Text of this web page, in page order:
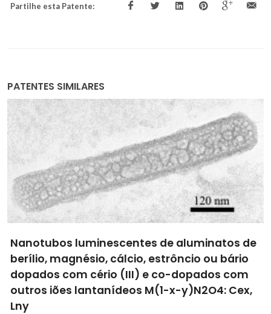
Partilhe esta Patente:
PATENTES SIMILARES
Nanotubos luminescentes de aluminatos de
berílio, magnésio, cálcio, estrôncio ou bário
dopados com cério (III) e co-dopados com
outros iões lantanídeos M(1-x-y)N2O4: Cex,
Lny